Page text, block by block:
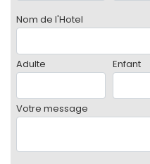
Nom de l'Hotel
Adulte Enfant
Votre message